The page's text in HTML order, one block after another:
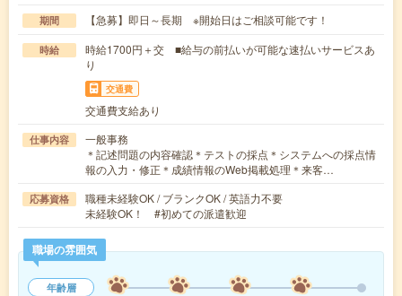
期間 【急募】即日～長期 ※開始日はご相談可能です！
時給
時給1700円＋交 ■給与の前払いが可能な速払いサービスあ
り
交通費
交通費支給あり
仕事内容
一般事務
＊記述問題の内容確認＊テストの採点＊システムへの採点情
報の入力・修正＊成績情報のWeb掲載処理＊来客…
応募資格
職種未経験OK / ブランクOK / 英語力不要
未経験OK！ #初めての派遣歓迎
職場の雰囲気
年齢層